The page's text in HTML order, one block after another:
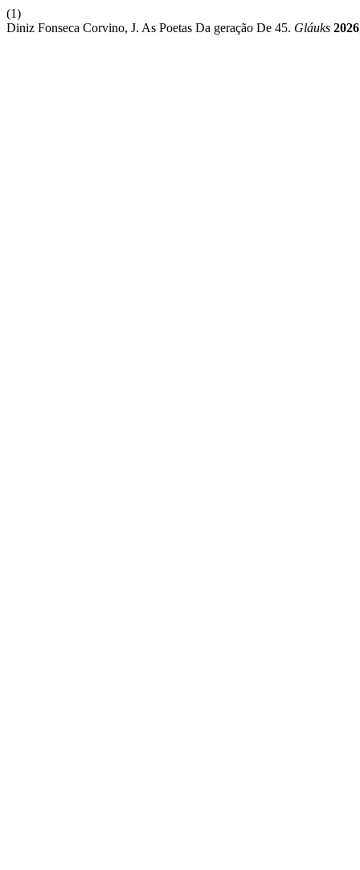
(1)
Diniz Fonseca Corvino, J. As Poetas Da geração De 45. Gláuks 2026